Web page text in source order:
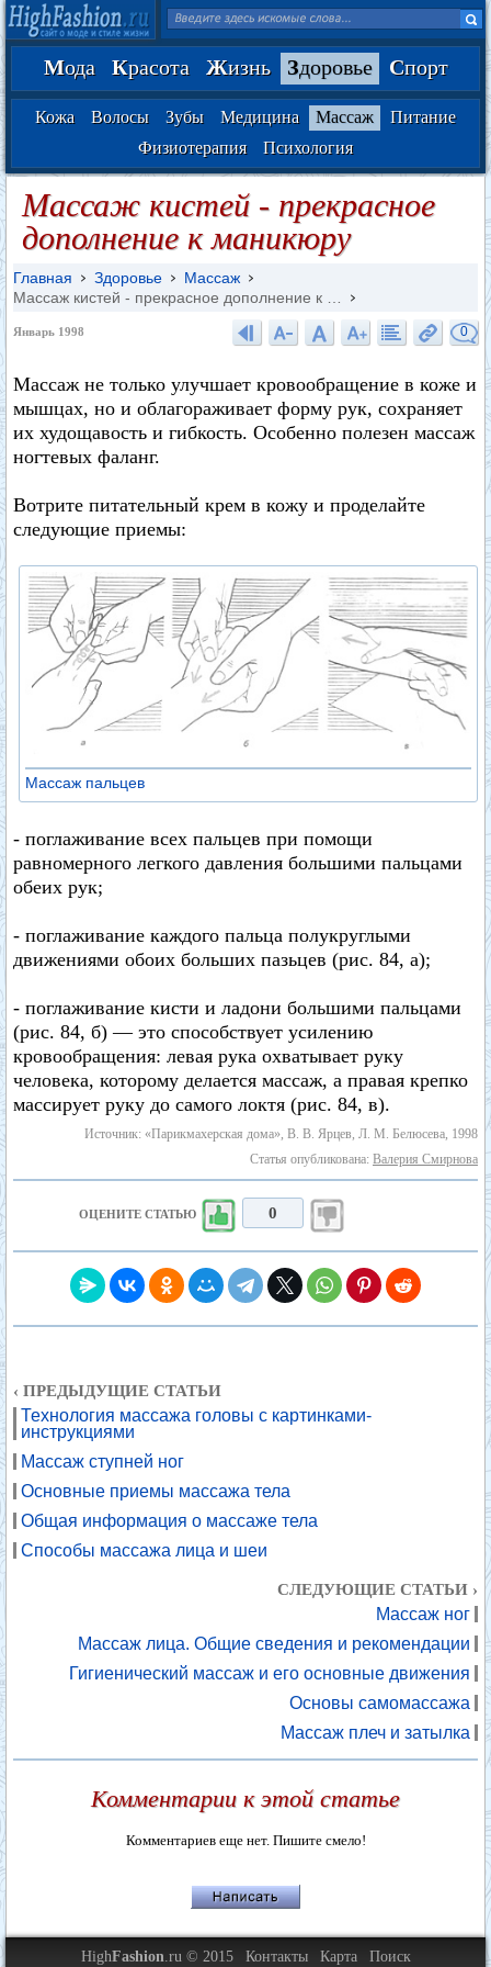
Мода Красота Жизнь Здоровье Спорт
Кожа Волосы Зубы Медицина Массаж
Питание
Физиотерапия
Психология
Массаж кистей - прекрасное
дополнение к маникюру
Главная Здоровье
Массаж
Массаж кистей - прекрасное дополнение к …
Январь 1998 0
Массаж не только улучшает кровообращение в коже и
мышцах, но и облагораживает форму рук, сохраняет
их худощавость и гибкость. Особенно полезен массаж
ногтевых фаланг.
Вотрите питательный крем в кожу и проделайте
следующие приемы:
Массаж пальцев
- поглаживание всех пальцев при помощи
равномерного легкого давления большими пальцами
обеих рук;
- поглаживание каждого пальца полукруглыми
движениями обоих больших пазьцев (рис. 84, а);
- поглаживание кисти и ладони большими пальцами
(рис. 84, б) — это способствует усилению
кровообращения: левая рука охватывает руку
человека, которому делается массаж, а правая крепко
массирует руку до самого локтя (рис. 84, в).
Источник: «Парикмахерская дома», В. В. Ярцев, Л. М. Белюсева, 1998
Статья опубликована: Валерия Смирнова
ОЦЕНИТЕ СТАТЬЮ 0
‹ ПРЕДЫДУЩИЕ СТАТЬИ
Технология массажа головы с картинками-
инструкциями
Массаж ступней ног
Основные приемы массажа тела
Общая информация о массаже тела
Способы массажа лица и шеи
СЛЕДУЮЩИЕ СТАТЬИ ›
Массаж ног
Массаж лица. Общие сведения и рекомендации
Гигиенический массаж и его основные движения
Основы самомассажа
Массаж плеч и затылка
Комментарии к этой статье
Комментариев еще нет. Пишите смело!
HighFashion.ru © 2015 Контакты Карта
Поиск